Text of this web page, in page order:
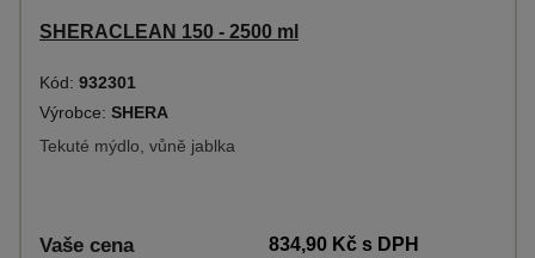
SHERACLEAN 150 - 2500 ml
Kód: 932301
Výrobce: SHERA
Tekuté mýdlo, vůně jablka
Vaše cena 834,90 Kčs DPH